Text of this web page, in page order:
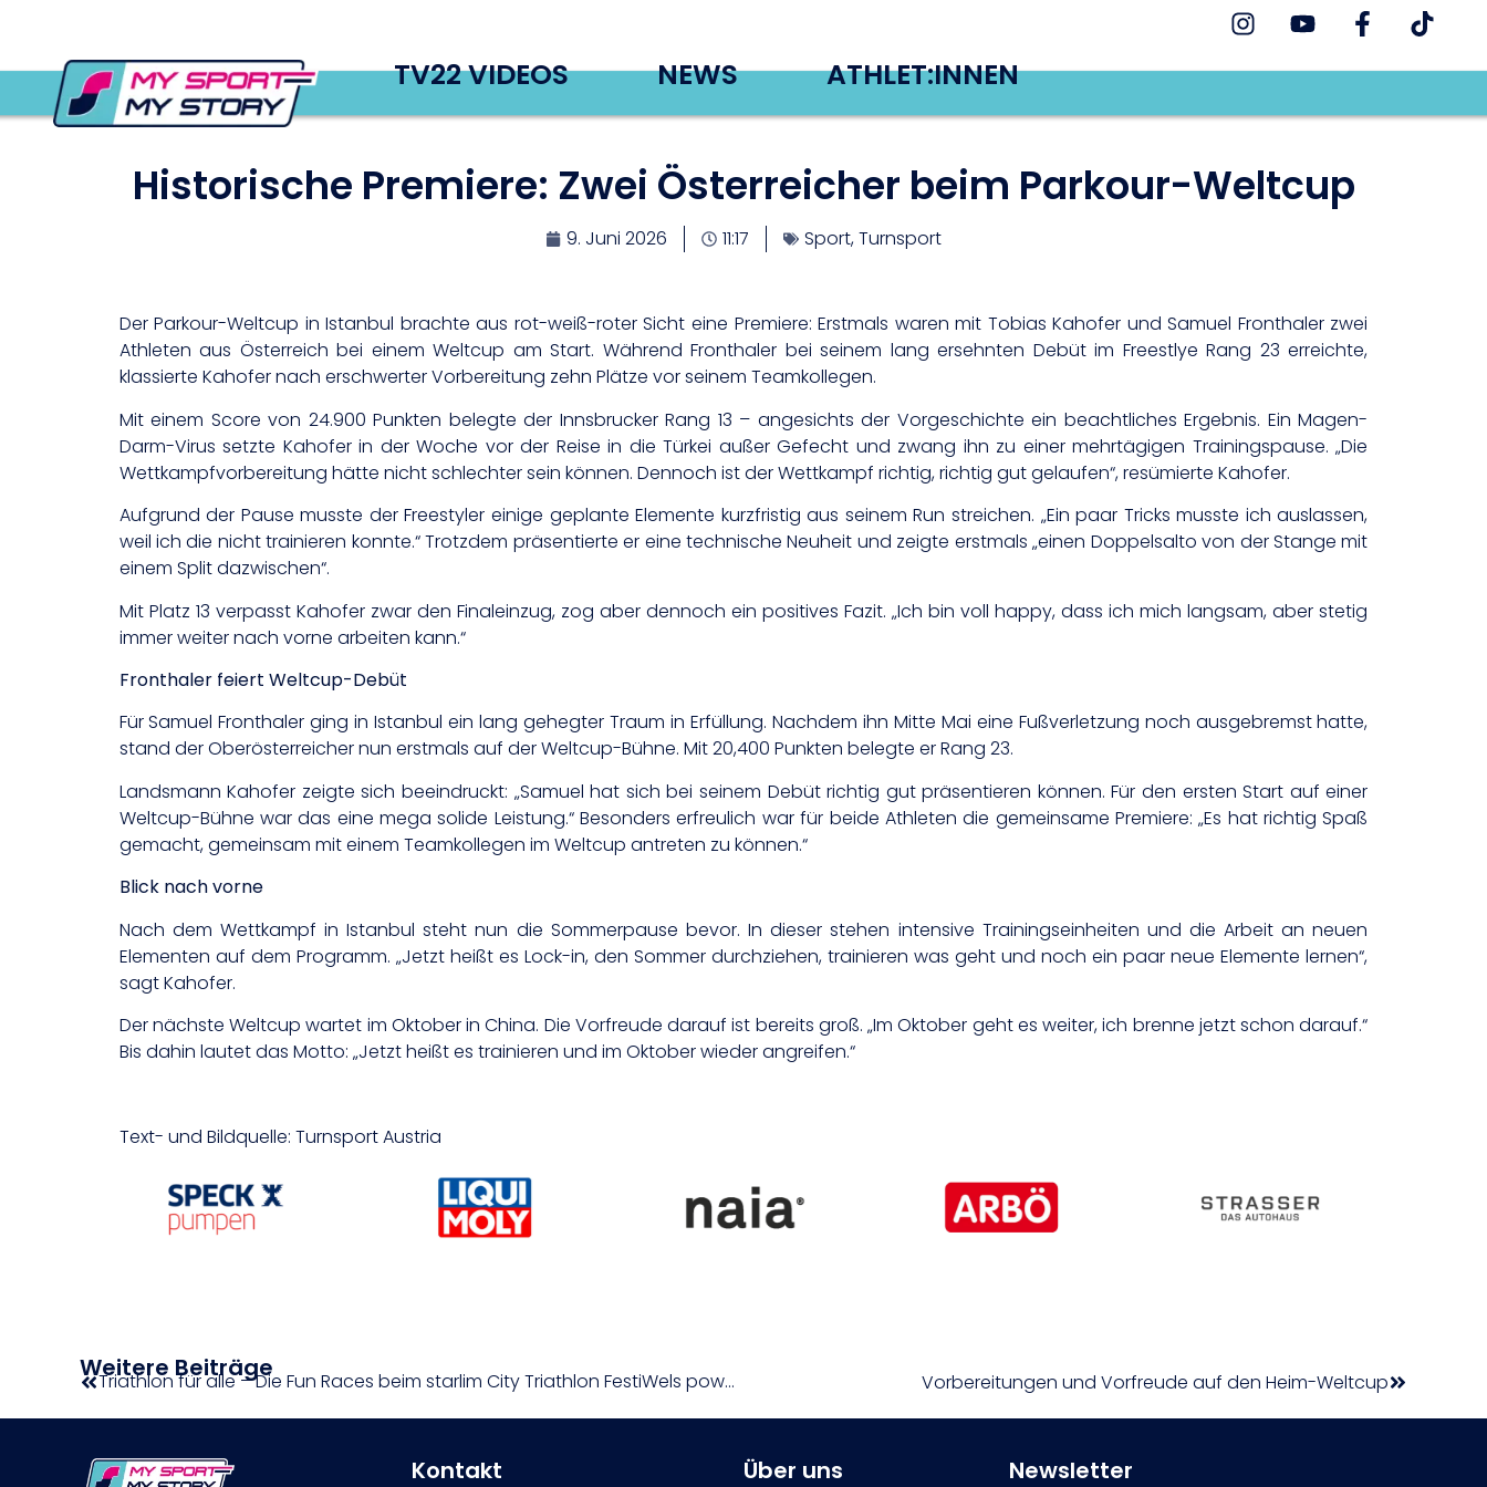
TV22 VIDEOS NEWS ATHLET:INNEN
Historische Premiere: Zwei Österreicher beim Parkour-Weltcup
9. Juni 2026 11:17 Sport,Turnsport
Der Parkour-Weltcup in Istanbul brachte aus rot-weiß-roter Sicht eine Premiere: Erstmals waren mit Tobias Kahofer und Samuel Fronthaler zwei
Athleten aus Österreich bei einem Weltcup am Start. Während Fronthaler bei seinem lang ersehnten Debüt im Freestlye Rang 23 erreichte,
klassierte Kahofer nach erschwerter Vorbereitung zehn Plätze vor seinem Teamkollegen.
Mit einem Score von 24.900 Punkten belegte der Innsbrucker Rang 13 – angesichts der Vorgeschichte ein beachtliches Ergebnis. Ein Magen-
Darm-Virus setzte Kahofer in der Woche vor der Reise in die Türkei außer Gefecht und zwang ihn zu einer mehrtägigen Trainingspause. „Die
Wettkampfvorbereitung hätte nicht schlechter sein können. Dennoch ist der Wettkampf richtig, richtig gut gelaufen“, resümierte Kahofer.
Aufgrund der Pause musste der Freestyler einige geplante Elemente kurzfristig aus seinem Run streichen. „Ein paar Tricks musste ich auslassen,
weil ich die nicht trainieren konnte.“ Trotzdem präsentierte er eine technische Neuheit und zeigte erstmals „einen Doppelsalto von der Stange mit
einem Split dazwischen“.
Mit Platz 13 verpasst Kahofer zwar den Finaleinzug, zog aber dennoch ein positives Fazit. „Ich bin voll happy, dass ich mich langsam, aber stetig
immer weiter nach vorne arbeiten kann.“
Fronthaler feiert Weltcup-Debüt
Für Samuel Fronthaler ging in Istanbul ein lang gehegter Traum in Erfüllung. Nachdem ihn Mitte Mai eine Fußverletzung noch ausgebremst hatte,
stand der Oberösterreicher nun erstmals auf der Weltcup-Bühne. Mit 20,400 Punkten belegte er Rang 23.
Landsmann Kahofer zeigte sich beeindruckt: „Samuel hat sich bei seinem Debüt richtig gut präsentieren können. Für den ersten Start auf einer
Weltcup-Bühne war das eine mega solide Leistung.“ Besonders erfreulich war für beide Athleten die gemeinsame Premiere: „Es hat richtig Spaß
gemacht, gemeinsam mit einem Teamkollegen im Weltcup antreten zu können.“
Blick nach vorne
Nach dem Wettkampf in Istanbul steht nun die Sommerpause bevor. In dieser stehen intensive Trainingseinheiten und die Arbeit an neuen
Elementen auf dem Programm. „Jetzt heißt es Lock-in, den Sommer durchziehen, trainieren was geht und noch ein paar neue Elemente lernen“,
sagt Kahofer.
Der nächste Weltcup wartet im Oktober in China. Die Vorfreude darauf ist bereits groß. „Im Oktober geht es weiter, ich brenne jetzt schon darauf.“
Bis dahin lautet das Motto: „Jetzt heißt es trainieren und im Oktober wieder angreifen.“
Text- und Bildquelle: Turnsport Austria
Weitere Beiträge Triathlon für alle – Die Fun Races beim starlim City Triathlon FestiWels powered by Humer Vorbereitungen und Vorfreude auf den Heim-Weltcup
Kontakt Über uns Newsletter